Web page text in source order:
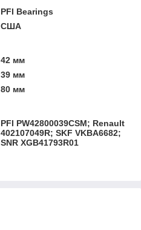
PFI Bearings
США
42 мм
39 мм
80 мм
PFI PW42800039CSM; Renault
402107049R; SKF VKBA6682;
SNR XGB41793R01